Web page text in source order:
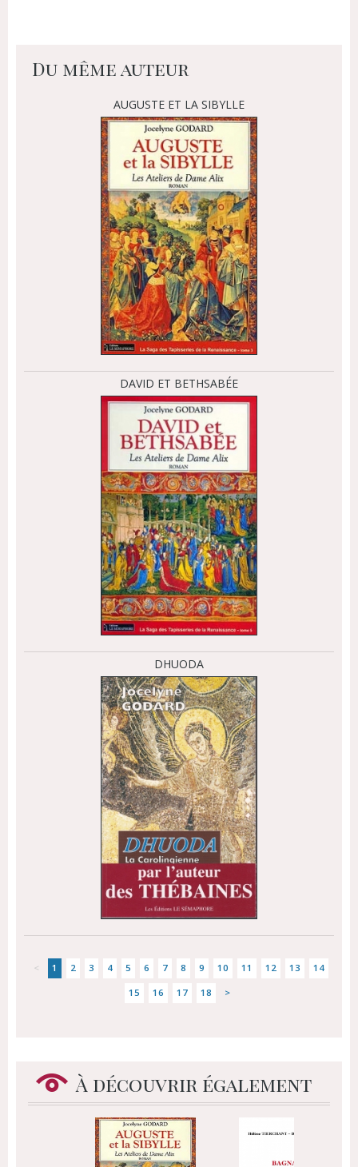
Du même auteur
AUGUSTE ET LA SIBYLLE
DAVID ET BETHSABÉE
DHUODA
< 1 2 3 4 5 6 7 8 9 10 11 12 13 14
15 16 17 18 >
À découvrir également